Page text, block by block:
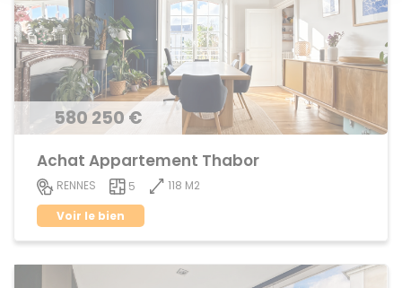
580 250 €
Achat Appartement Thabor
RENNES 5
118 M2
Voir le bien